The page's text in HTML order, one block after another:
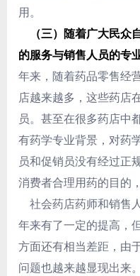
用。
（三）随着广大民
的服务与销售人员的专
年来，随着药品零售经
店越来越多，这些药店
员。甚至在很多药店中
有药学专业背景，对药
员和促销员没有经过正
消费者合理用药的目的
社会药店药师和销售
年来有了一定的提高，
方面还有相当差距，由
问题也越来越显现出来